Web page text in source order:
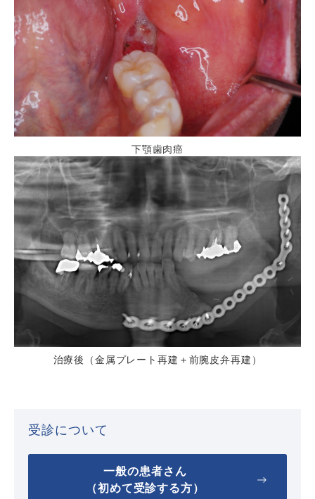
下顎歯肉癌
治療後（金属プレート再建＋前腕皮弁再建）
受診について
一般の患者さん
（初めて受診する方）